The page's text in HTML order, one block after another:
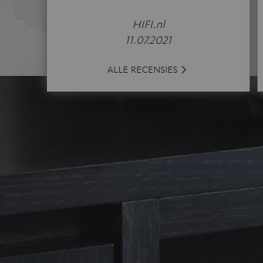
HIFI.nl
11.07.2021
ALLE RECENSIES